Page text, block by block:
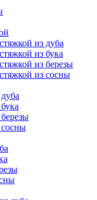
из дуба
из бука
из березы
из сосны